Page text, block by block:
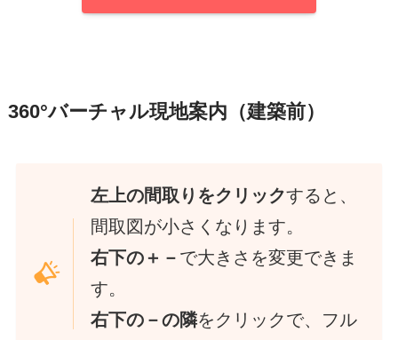
360°バーチャル現地案内（建築前）
左上の間取りをクリックすると、
間取図が小さくなります。
右下の＋－ で大きさを変更できま
す。
右下の－の隣をクリックで、
フル